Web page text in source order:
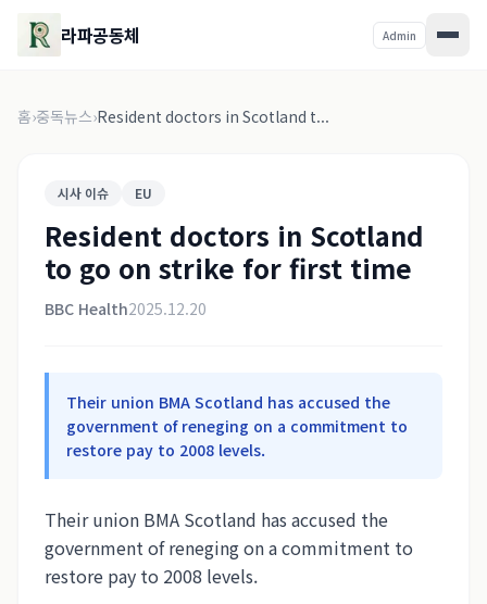
라파공동체 Admin
홈›중독뉴스›Resident doctors in Scotland t...
시사 이슈 EU
Resident doctors in Scotland
to go on strike for first time
BBC Health2025.12.20
Their union BMA Scotland has accused the
government of reneging on a commitment to
restore pay to 2008 levels.
Their union BMA Scotland has accused the
government of reneging on a commitment to
restore pay to 2008 levels.